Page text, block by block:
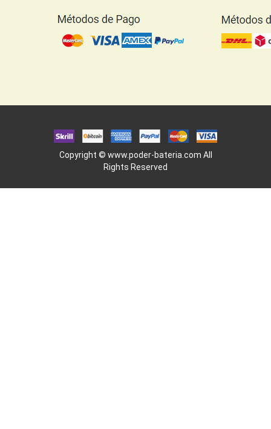
Copyright © www.poder-bateria.com All
Rights Reserved